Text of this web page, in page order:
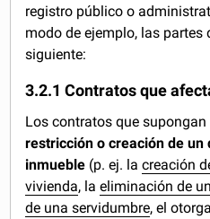
registro público o
modo de ejemplo, las partes
siguiente:
3.2.1 Contratos que
Los contratos que
restricción o creación de un
inmueble (p. ej. lacreación
vivienda, laeliminación de
de una servidumbre, el